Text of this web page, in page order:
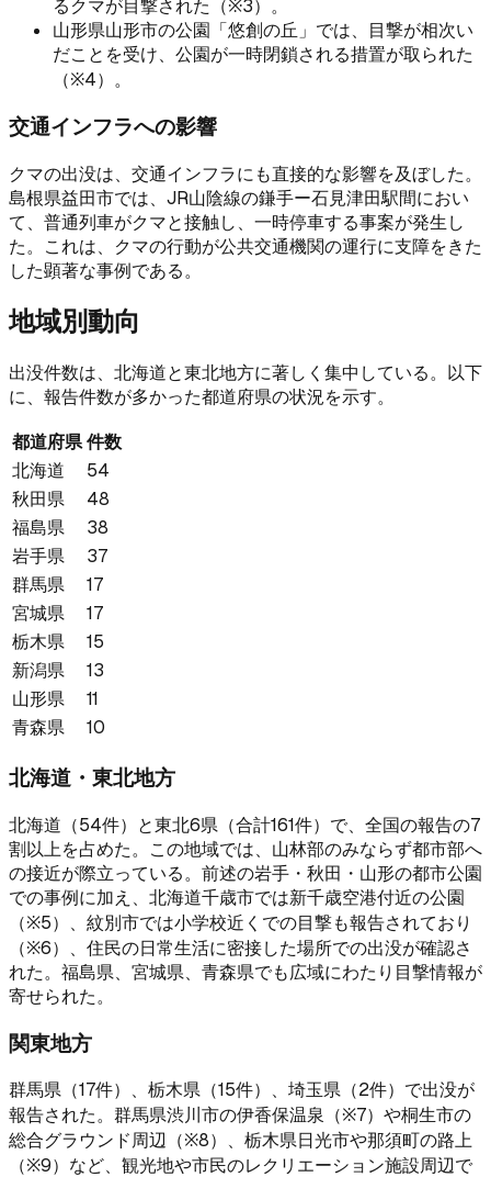
るクマが目撃された（※3）。
山形県山形市の公園「悠創の丘」では、目撃が相次い
だことを受け、公園が一時閉鎖される措置が取られた
（※4）。
交通インフラへの影響
クマの出没は、交通インフラにも直接的な影響を及ぼした。
島根県益田市では、JR山陰線の鎌手ー石見津田駅間におい
て、普通列車がクマと接触し、一時停車する事案が発生し
た。これは、クマの行動が公共交通機関の運行に支障をきた
した顕著な事例である。
地域別動向
出没件数は、北海道と東北地方に著しく集中している。以下
に、報告件数が多かった都道府県の状況を示す。
都道府県件数
北海道
54
秋田県
48
福島県
38
岩手県
37
群馬県
17
宮城県
17
栃木県
15
新潟県
13
山形県
11
青森県
10
北海道・東北地方
北海道（54件）と東北6県（合計161件）で、全国の報告の7
割以上を占めた。この地域では、山林部のみならず都市部へ
の接近が際立っている。前述の岩手・秋田・山形の都市公園
での事例に加え、北海道千歳市では新千歳空港付近の公園
（※5）、紋別市では小学校近くでの目撃も報告されており
（※6）、住民の日常生活に密接した場所での出没が確認さ
れた。福島県、宮城県、青森県でも広域にわたり目撃情報が
寄せられた。
関東地方
群馬県（17件）、栃木県（15件）、埼玉県（2件）で出没が
報告された。群馬県渋川市の伊香保温泉（※7）や桐生市の
総合グラウンド周辺（※8）、栃木県日光市や那須町の路上
（※9）など、観光地や市民のレクリエーション施設周辺で